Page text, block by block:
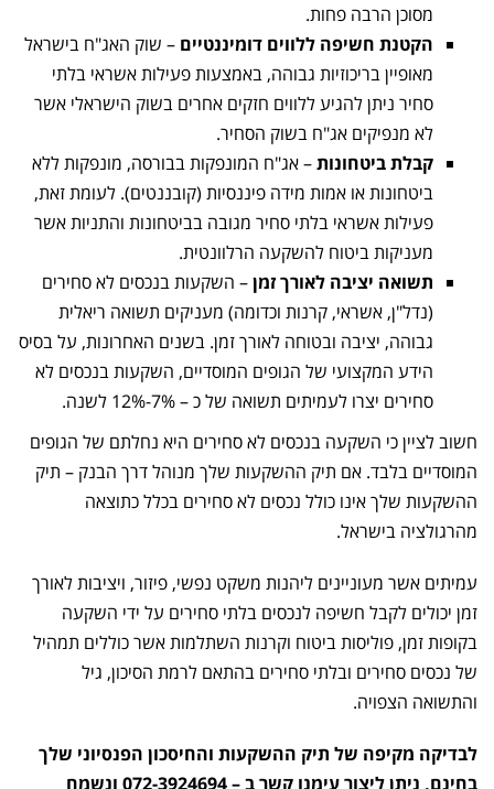
מסוכן הרבה פחות.
הקטנת חשיפה ללווים דומיננטיים – שוק האג"ח בישראל
מאופיין בריכוזיות גבוהה, באמצעות פעילות אשראי בלתי
סחיר ניתן להגיע ללווים חזקים אחרים בשוק הישראלי אשר
לא מנפיקים אג"ח בשוק הסחיר.
קבלת ביטחונות– אג"ח המונפקות בבורסה, מונפקות ללא
ביטחונות או אמות מידה פיננסיות (קובננטים). לעומת זאת,
פעילות אשראי בלתי סחיר מגובה בביטחונות והתניות אשר
מעניקות ביטוח להשקעה הרלוונטית.
תשואה יציבה לאורך זמן– השקעות בנכסים לא סחירים
(נדל"ן, אשראי, קרנות וכדומה) מעניקים תשואה ריאלית
גבוהה, יציבה ובטוחה לאורך זמן. בשנים האחרונות, על בסיס
הידע המקצועי של הגופים המוסדיים, השקעות בנכסים לא
סחירים יצרו לעמיתים תשואה של כ – 7%-12% לשנה.
חשוב לציין כי השקעה בנכסים לא סחירים היא נחלתם של הגופים
המוסדיים בלבד. אם תיק ההשקעות שלך מנוהל דרך הבנק – תיק
ההשקעות שלך אינו כולל נכסים לא סחירים בכלל כתוצאה
מהרגולציה בישראל.
עמיתים אשר מעוניינים ליהנות משקט נפשי, פיזור, ויציבות לאורך
זמן יכולים לקבל חשיפה לנכסים בלתי סחירים על ידי השקעה
בקופות זמן, פוליסות ביטוח וקרנות השתלמות אשר כוללים תמהיל
של נכסים סחירים ובלתי סחירים בהתאם לרמת הסיכון, גיל
והתשואה הצפויה.
לבדיקה מקיפה של תיק ההשקעות והחיסכון הפנסיוני שלך
בחינם, ניתן ליצור עימנו קשר ב – 072-3924694 ונשמח